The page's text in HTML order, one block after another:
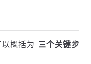
概括为 三个关键步